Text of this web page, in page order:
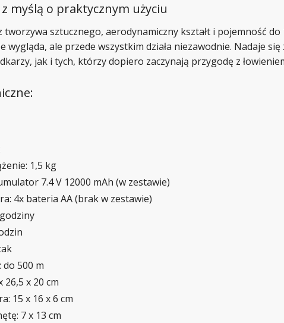
myślą o praktycznym użyciu
sztucznego, aerodynamiczny kształt i pojemność do
wygląda, ale przede wszystkim działa niezawodnie. Nadaje
jak i tych, którzy dopiero zaczynają przygodę z
1,5 kg
7.4 V 12000 mAh (w zestawie)
4x bateria AA (brak w zestawie)
500 m
26,5 x 20 cm
15 x 16 x 6 cm
7 x 13 cm